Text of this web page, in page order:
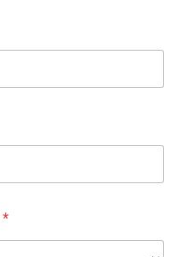
*